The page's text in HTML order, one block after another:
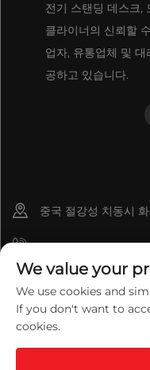
전기 스탠딩 데스크,
클라이너의 신뢰할
업자, 유통업체 및
공하고 있습니다.
중국 절강성 치동시
+86-18921656832
+86 15250055262
info@v-
Copyright © 2026 Qidong
We value your
We use cookies and
If you don't want to
cookies.